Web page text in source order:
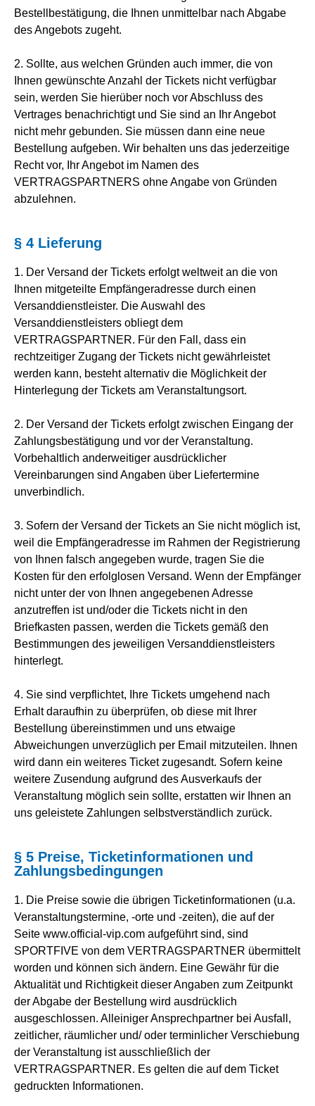
Bestellbestätigung, die Ihnen unmittelbar nach Abgabe
des Angebots zugeht.
2. Sollte, aus welchen Gründen auch immer, die von
Ihnen gewünschte Anzahl der Tickets nicht verfügbar
sein, werden Sie hierüber noch vor Abschluss des
Vertrages benachrichtigt und Sie sind an Ihr Angebot
nicht mehr gebunden. Sie müssen dann eine neue
Bestellung aufgeben. Wir behalten uns das jederzeitige
Recht vor, Ihr Angebot im Namen des
VERTRAGSPARTNERS ohne Angabe von Gründen
abzulehnen.
§ 4 Lieferung
1. Der Versand der Tickets erfolgt weltweit an die von
Ihnen mitgeteilte Empfängeradresse durch einen
Versanddienstleister. Die Auswahl des
Versanddienstleisters obliegt dem
VERTRAGSPARTNER. Für den Fall, dass ein
rechtzeitiger Zugang der Tickets nicht gewährleistet
werden kann, besteht alternativ die Möglichkeit der
Hinterlegung der Tickets am Veranstaltungsort.
2. Der Versand der Tickets erfolgt zwischen Eingang der
Zahlungsbestätigung und vor der Veranstaltung.
Vorbehaltlich anderweitiger ausdrücklicher
Vereinbarungen sind Angaben über Liefertermine
unverbindlich.
3. Sofern der Versand der Tickets an Sie nicht möglich ist,
weil die Empfängeradresse im Rahmen der Registrierung
von Ihnen falsch angegeben wurde, tragen Sie die
Kosten für den erfolglosen Versand. Wenn der Empfänger
nicht unter der von Ihnen angegebenen Adresse
anzutreffen ist und/oder die Tickets nicht in den
Briefkasten passen, werden die Tickets gemäß den
Bestimmungen des jeweiligen Versanddienstleisters
hinterlegt.
4. Sie sind verpflichtet, Ihre Tickets umgehend nach
Erhalt daraufhin zu überprüfen, ob diese mit Ihrer
Bestellung übereinstimmen und uns etwaige
Abweichungen unverzüglich per Email mitzuteilen. Ihnen
wird dann ein weiteres Ticket zugesandt. Sofern keine
weitere Zusendung aufgrund des Ausverkaufs der
Veranstaltung möglich sein sollte, erstatten wir Ihnen an
uns geleistete Zahlungen selbstverständlich zurück.
§ 5 Preise, Ticketinformationen und
Zahlungsbedingungen
1. Die Preise sowie die übrigen Ticketinformationen (u.a.
Veranstaltungstermine, -orte und -zeiten), die auf der
Seite www.official-vip.com aufgeführt sind, sind
SPORTFIVE von dem VERTRAGSPARTNER übermittelt
worden und können sich ändern. Eine Gewähr für die
Aktualität und Richtigkeit dieser Angaben zum Zeitpunkt
der Abgabe der Bestellung wird ausdrücklich
ausgeschlossen. Alleiniger Ansprechpartner bei Ausfall,
zeitlicher, räumlicher und/ oder terminlicher Verschiebung
der Veranstaltung ist ausschließlich der
VERTRAGSPARTNER. Es gelten die auf dem Ticket
gedruckten Informationen.